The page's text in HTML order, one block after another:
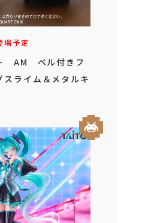
予定
AM ベル付きフ
ライム＆メタルキ